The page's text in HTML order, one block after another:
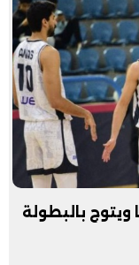
بالبطولة